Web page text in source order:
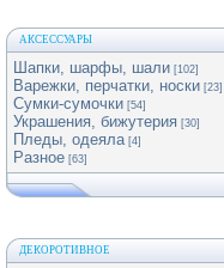
АКСЕССУАРЫ
Шапки, шарфы, шали [102]
Варежки, перчатки, носки [23]
Сумки-сумочки [54]
Украшения, бижутерия [30]
Пледы, одеяла [4]
Разное [63]
ДЕКОРОТИВНОЕ